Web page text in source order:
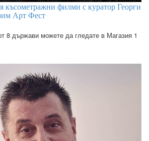
късометражни филми с куратор Георги
Арт Фест
8 държави можете да гледате в Магазия 1